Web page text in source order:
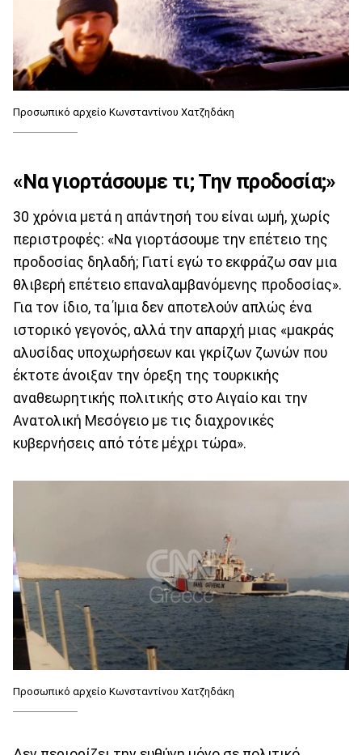
Προσωπικό αρχείο Κωνσταντίνου Χατζηδάκη
«Να γιορτάσουμε τι; Την προδοσία;»
30 χρόνια μετά η απάντησή του είναι ωμή, χωρίς
περιστροφές: «Να γιορτάσουμε την επέτειο της
προδοσίας δηλαδή; Γιατί εγώ το εκφράζω σαν μια
θλιβερή επέτειο επαναλαμβανόμενης προδοσίας».
Για τον ίδιο, τα Ίμια δεν αποτελούν απλώς ένα
ιστορικό γεγονός, αλλά την απαρχή μιας «μακράς
αλυσίδας υποχωρήσεων και γκρίζων ζωνών που
έκτοτε άνοιξαν την όρεξη της τουρκικής
αναθεωρητικής πολιτικής στο Αιγαίο και την
Ανατολική Μεσόγειο με τις διαχρονικές
κυβερνήσεις από τότε μέχρι τώρα».
Προσωπικό αρχείο Κωνσταντίνου Χατζηδάκη